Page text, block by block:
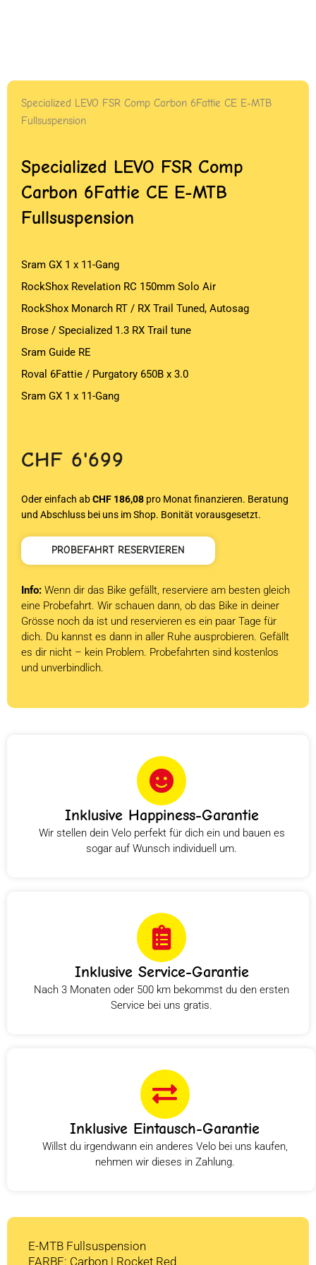
Specialized LEVO FSR Comp Carbon 6Fattie CE E-MTB
Fullsuspension
Specialized LEVO FSR Comp
Carbon 6Fattie CE E-MTB
Fullsuspension
Sram GX 1 x 11-Gang
RockShox Revelation RC 150mm Solo Air
RockShox Monarch RT / RX Trail Tuned, Autosag
Brose / Specialized 1.3 RX Trail tune
Sram Guide RE
Roval 6Fattie / Purgatory 650B x 3.0
Sram GX 1 x 11-Gang
CHF 6'699
Oder einfach abCHF 186,08 pro Monat finanzieren. Beratung
und Abschluss bei uns im Shop. Bonität vorausgesetzt.
PROBEFAHRT RESERVIEREN
Info: Wenn dir das Bike gefällt, reserviere am besten gleich
eine Probefahrt. Wir schauen dann, ob das Bike in deiner
Grösse noch da ist und reservieren es ein paar Tage für
dich. Du kannst es dann in aller Ruhe ausprobieren. Gefällt
es dir nicht – kein Problem. Probefahrten sind kostenlos
und unverbindlich.
Inklusive Happiness-Garantie
Wir stellen dein Velo perfekt für dich ein und bauen es
sogar auf Wunsch individuell um.
Inklusive Service-Garantie
Nach 3 Monaten oder 500 km bekommst du den ersten
Service bei uns gratis.
Inklusive Eintausch-Garantie
Willst du irgendwann ein anderes Velo bei uns kaufen,
nehmen wir dieses in Zahlung.
E-MTB Fullsuspension
FARBE: Carbon | Rocket Red